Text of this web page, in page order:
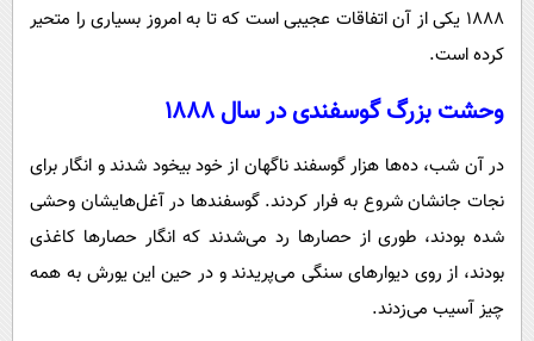
اجتماعی
سیاست خارجی
۱۸۸۸ یکی از آن اتفاقات عجیبی است که تا به امروز بسیاری را متحیر
کرده است.
وحشت بزرگ گوسفندی در سال ۱۸۸۸
در آن شب، ده‌ها هزار گوسفند ناگهان از خود بیخود شدند و انگار برای
نجات جانشان شروع به فرار کردند. گوسفندها در آغل‌هایشان وحشی
شده بودند، طوری از حصارها رد می‌شدند که انگار حصارها کاغذی
بودند، از روی دیوارهای سنگی می‌پریدند و در حین این یورش به همه
چیز آسیب می‌زدند.